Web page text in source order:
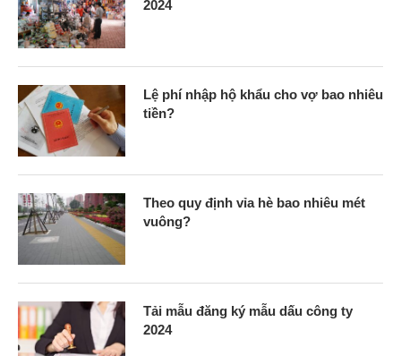
2024
Lệ phí nhập hộ khẩu cho vợ bao nhiêu
tiền?
Theo quy định vỉa hè bao nhiêu mét
vuông?
Tải mẫu đăng ký mẫu dấu công ty
2024